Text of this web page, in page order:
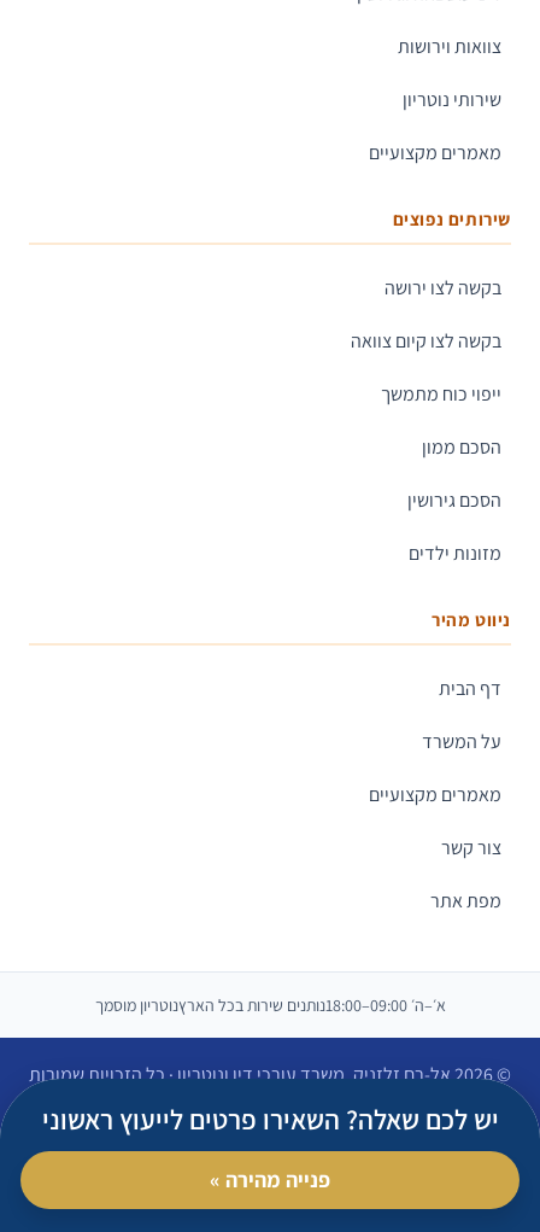
צוואות וירושות
שירותי נוטריון
מאמרים מקצועיים
שירותים נפוצים
בקשה לצו ירושה
בקשה לצו קיום צוואה
ייפוי כוח מתמשך
הסכם ממון
הסכם גירושין
מזונות ילדים
ניווט מהיר
דף הבית
על המשרד
מאמרים מקצועיים
צור קשר
מפת אתר
א׳–ה׳ 09:00–18:00 נותנים שירות בכל הארץנוטריון מוסמך
© 2026 אל-רם זלזניק, משרד עורכי דין ונוטריון · כל הזכויות שמורות
הצהרת נגישות
יש לכם שאלה? השאירו פרטים לייעוץ ראשוני
פנייה מהירה »